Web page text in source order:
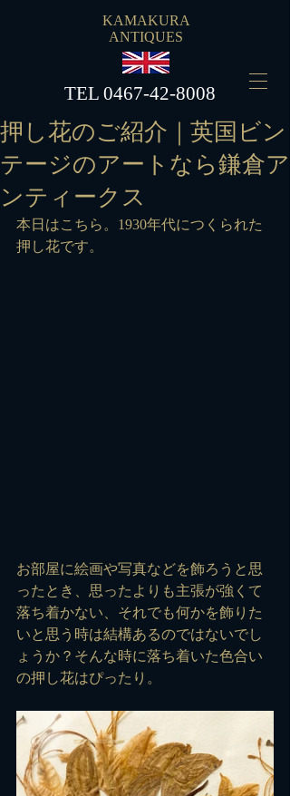
KAMAKURA
ANTIQUES
​TEL 0467-42-8008
押し花のご紹介｜英国ビン
テージのアートなら鎌倉ア
ンティークス
本日はこちら。1930年代につくられた
押し花です。
お部屋に絵画や写真などを飾ろうと思
ったとき、思ったよりも主張が強くて
落ち着かない、それでも何かを飾りた
いと思う時は結構あるのではないでし
ょうか？そんな時に落ち着いた色合い
の押し花はぴったり。